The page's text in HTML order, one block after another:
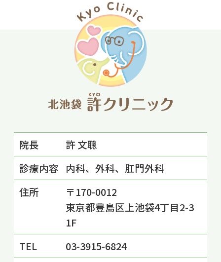
院長
許 文聰
診療内容 内科、外科、肛門外科
住所
〒170-0012
東京都豊島区上池袋4丁目2-3
1F
TEL
03-3915-6824